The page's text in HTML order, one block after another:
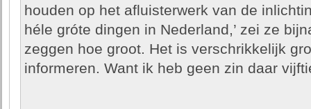
houden op het afluisterwerk van de
héle gróte dingen in Nederland,’ zei ze
zeggen hoe groot. Het is verschrikkelijk
informeren. Want ik heb geen zin daar